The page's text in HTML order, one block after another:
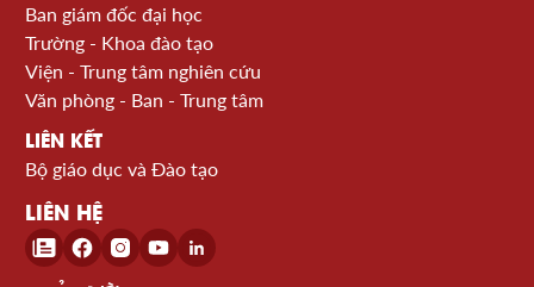
Ban giám đốc đại học
Trường - Khoa đào tạo
Viện - Trung tâm nghiên cứu
Văn phòng - Ban - Trung tâm
LIÊN KẾT
Bộ giáo dục và Đào tạo
LIÊN HỆ